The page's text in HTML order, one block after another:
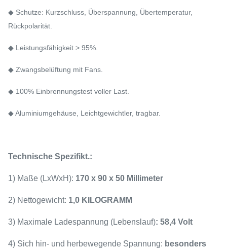
◆ Schutze: Kurzschluss, Überspannung, Übertemperatur,
Rückpolarität.
◆ Leistungsfähigkeit > 95%.
◆ Zwangsbelüftung mit Fans.
◆ 100% Einbrennungstest voller Last.
◆ Aluminiumgehäuse, Leichtgewichtler, tragbar.
Technische Spezifikt.:
1) Maße (LxWxH): 170 x 90 x 50 Millimeter
2) Nettogewicht: 1,0 KILOGRAMM
3) Maximale Ladespannung (Lebenslauf): 58,4 Volt
4) Sich hin- und herbewegende Spannung: besonders